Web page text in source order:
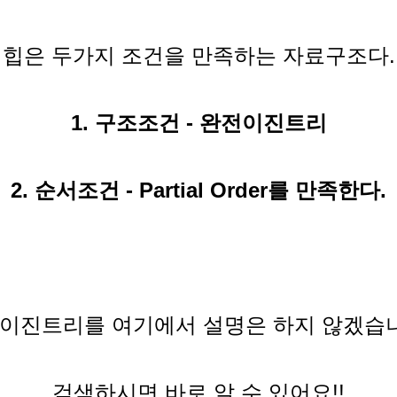
힙은 두가지 조건을 만족하는 자료구조다.
1. 구조조건 - 완전이진트리
2. 순서조건 - Partial Order를 만족한다.
진트리를 여기에서 설명은 하지 않겠습
검색하시면 바로 알 수 있어요!!